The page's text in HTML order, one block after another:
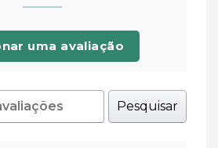
uma avaliação
Pesquisar